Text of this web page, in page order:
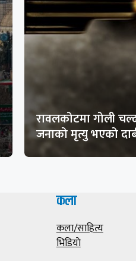
रावलकोटमा गोली
जनाको मृत्यु भएको
कला
कला/साहित्य
भिडियाे